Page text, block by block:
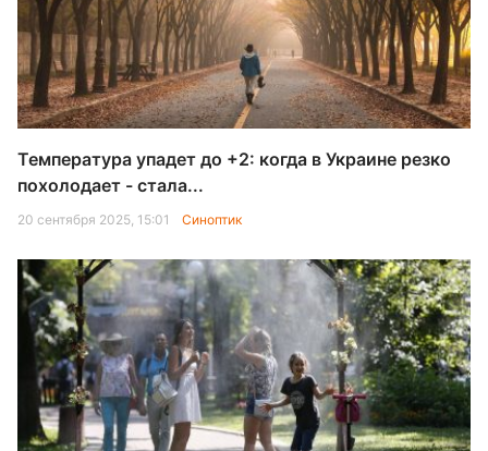
Температура упадет до +2: когда в Украине резко
похолодает - стала...
20 сентября 2025, 15:01 Синоптик